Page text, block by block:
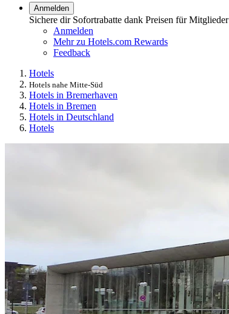
Anmelden
Sichere dir Sofortrabatte dank Preisen für Mitglieder
Anmelden
Mehr zu Hotels.com Rewards
Feedback
Hotels
Hotels nahe Mitte-Süd
Hotels in Bremerhaven
Hotels in Bremen
Hotels in Deutschland
Hotels